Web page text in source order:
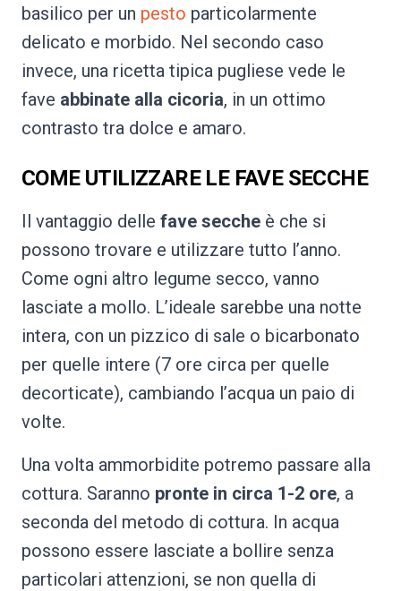
basilico per un pesto particolarmente
delicato e morbido. Nel secondo caso
invece, una ricetta tipica pugliese vede le
fave abbinate alla cicoria, in un ottimo
contrasto tra dolce e amaro.
COME UTILIZZARE LE FAVE SECCHE
Il vantaggio delle fave secche è che si
possono trovare e utilizzare tutto l’anno.
Come ogni altro legume secco, vanno
lasciate a mollo. L’ideale sarebbe una notte
intera, con un pizzico di sale o bicarbonato
per quelle intere (7 ore circa per quelle
decorticate), cambiando l’acqua un paio di
volte.
Una volta ammorbidite potremo passare alla
cottura. Saranno pronte in circa 1-2 ore, a
seconda del metodo di cottura. In acqua
possono essere lasciate a bollire senza
particolari attenzioni, se non quella di